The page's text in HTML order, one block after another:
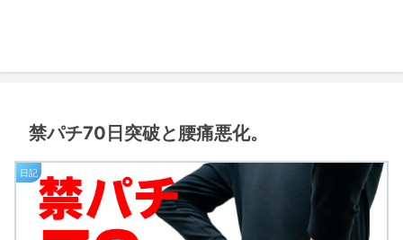
禁パチ70日突破と腰痛悪化。
日記